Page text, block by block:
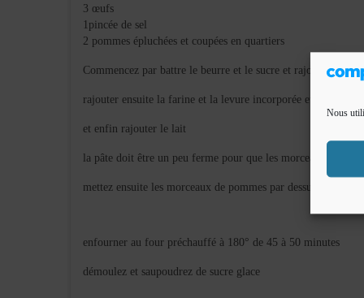
Nous
3 œufs
1pincée de sel
2 pommes épluchées et coupées en quartiers
Commencez par battre le beurre et le sucre et rajouter les
rajouter ensuite la farine et la levure incorporée et la pincée
et enfin rajouter le lait
la pâte doit être un peu ferme pour que les morceaux de
mettez ensuite les morceaux de pommes par dessus
enfourner au four préchauffé à 180° de 45 à 50 minutes
démoulez et saupoudrez de sucre glace